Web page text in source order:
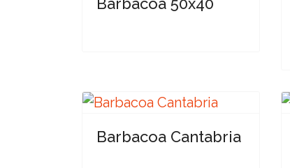
Barbacoa Cantabria